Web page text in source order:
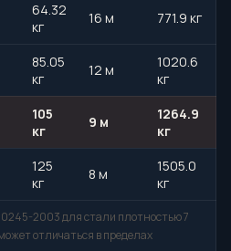
64.32
кг
16 м 771.9 кг
85.05
кг
12 м
1020.6
кг
105
кг
9 м
1264.9
кг
125
кг
8 м
1505.0
кг
2003 для стали плотностью 7
отличаться в пределах